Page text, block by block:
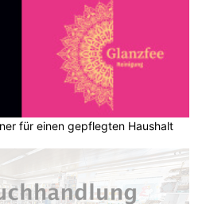
für einen gepflegten Haushalt